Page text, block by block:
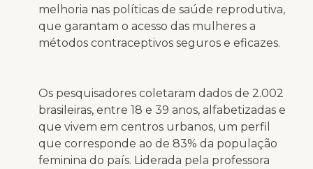
melhoria nas políticas de saúde reprodutiva,
que garantam o acesso das mulheres a
métodos contraceptivos seguros e eficazes.
Os pesquisadores coletaram dados de 2.002
brasileiras, entre 18 e 39 anos, alfabetizadas e
que vivem em centros urbanos, um perfil
que corresponde ao de 83% da população
feminina do país. Liderada pela professora